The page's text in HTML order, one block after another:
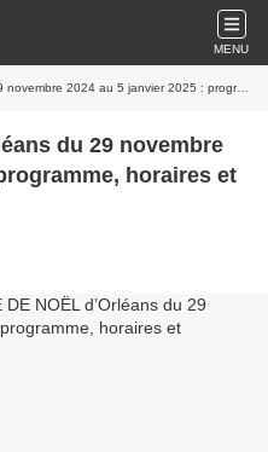
MENU
au 5 janvier 2025 : programme, horaires et nouveautés
novembre
horaires et